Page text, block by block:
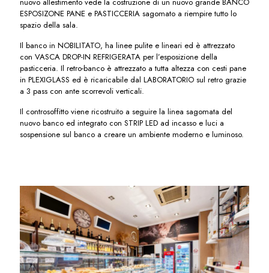
ESPOSIZONE PANE e PASTICCERIA sagomato a riempire tutto lo
spazio della sala.
Il banco in NOBILITATO, ha linee pulite e lineari ed è attrezzato
con VASCA DROP-IN REFRIGERATA per l’esposizione della
pasticceria. Il retro-banco è attrezzato a tutta altezza con cesti pane
in PLEXIGLASS ed è ricaricabile dal LABORATORIO sul retro grazie
a 3 pass con ante scorrevoli verticali.
Il controsoffitto viene ricostruito a seguire la linea sagomata del
nuovo banco ed integrato con STRIP LED ad incasso e luci a
sospensione sul banco a creare un ambiente moderno e luminoso.